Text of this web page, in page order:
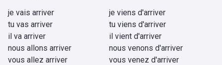
je vais arriver
tu vas arriver
il va arriver
nous allons arriver
vous allez arriver
je viens d'arriver
tu viens d'arriver
il vient d'arriver
nous venons d'arriver
vous venez d'arriver